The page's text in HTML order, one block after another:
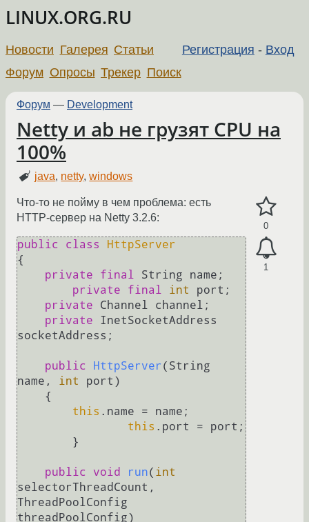
LINUX.ORG.RU
Регистрация - Вход
Новости Галерея Статьи
Форум Опросы Трекер Поиск
Форум — Development
Netty и ab не грузят CPU на
100%
java, netty,windows
0
1
Что-то не пойму в чем проблема: есть
HTTP-сервер на Netty 3.2.6:
public class
HttpServer
{
private
final String name;
private
final int
port;
private Channel channel;
private InetSocketAddress
socketAddress;
public HttpServer (String
name, int
port)
this .name = name;
this .port = port;
public void run( int
selectorThreadCount,
ThreadPoolConfig
threadPoolConfig)